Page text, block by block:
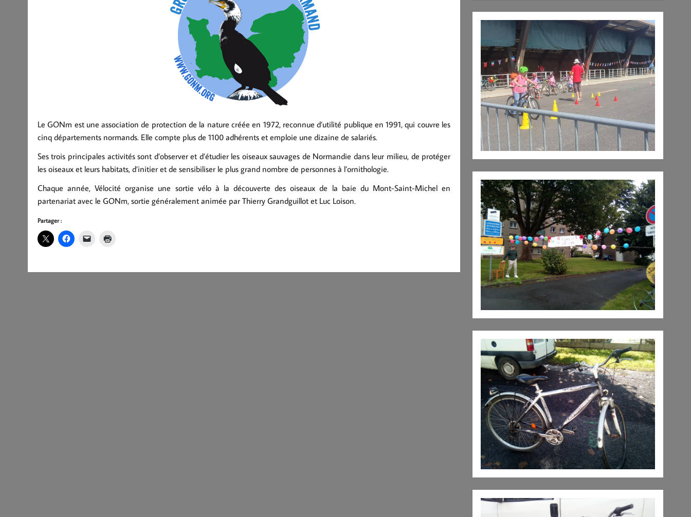
Le GONm est une association de protection de la nature créée en 1972, reconnue d’utilité publique en 1991, qui couvre les
cinq départements normands. Elle compte plus de 1100 adhérents et emploie une dizaine de salariés.
Ses trois principales activités sont d’observer et d’étudier les oiseaux sauvages de Normandie dans leur milieu, de protéger
les oiseaux et leurs habitats, d’initier et de sensibiliser le plus grand nombre de personnes à l’ornithologie.
Chaque année, Vélocité organise une sortie vélo à la découverte des oiseaux de la baie du Mont-Saint-Michel en
partenariat avec le GONm, sortie généralement animée par Thierry Grandguillot et Luc Loison.
Partager :